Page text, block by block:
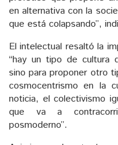
en alternativa con la
que está colapsando”,
El intelectual resaltó la
“hay un tipo de cultura
sino para proponer otro
cosmocentrismo en la
noticia, el colectivismo
que va a
posmoderno”.